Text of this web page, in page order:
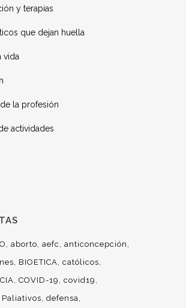
y terapias
que dejan huella
vida
la profesión
actividades
aborto aefc
anticoncepción
BIOETICA católicos
COVID-19
covid19
Paliativos defensa